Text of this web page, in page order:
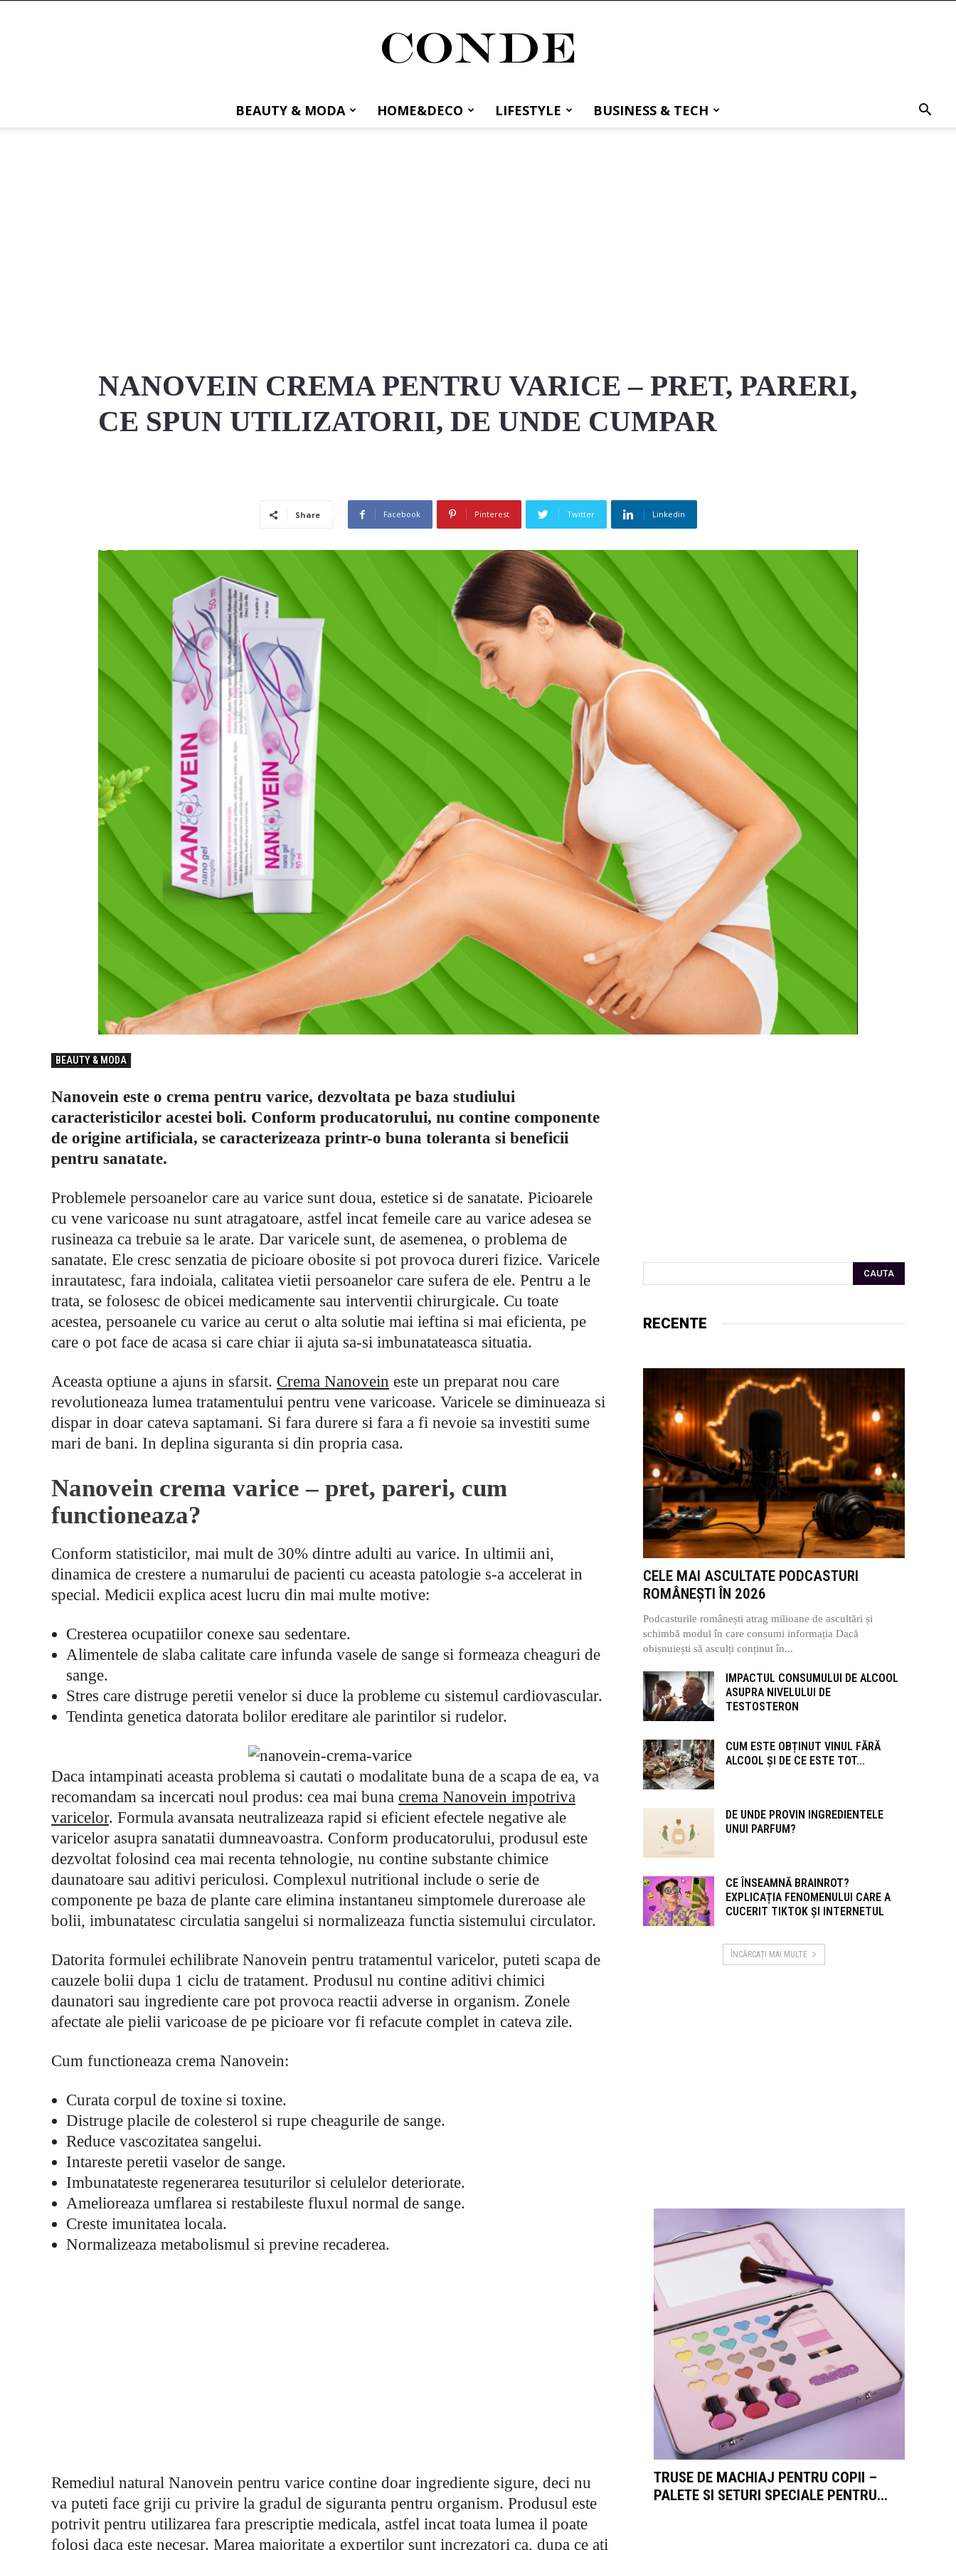
Conde
BEAUTY & MODA HOME&DECO LIFESTYLE BUSINESS & TECH
NANOVEIN CREMA PENTRU VARICE – PRET, PARERI,
CE SPUN UTILIZATORII, DE UNDE CUMPAR
Share Facebook Pinterest Twitter Linkedin
BEAUTY & MODA
Nanovein este o crema pentru varice, dezvoltata pe baza studiului
caracteristicilor acestei boli. Conform producatorului, nu contine componente
de origine artificiala, se caracterizeaza printr-o buna toleranta si beneficii
pentru sanatate.
Problemele persoanelor care au varice sunt doua, estetice si de sanatate. Picioarele
cu vene varicoase nu sunt atragatoare, astfel incat femeile care au varice adesea se
rusineaza ca trebuie sa le arate. Dar varicele sunt, de asemenea, o problema de
sanatate. Ele cresc senzatia de picioare obosite si pot provoca dureri fizice. Varicele
inrautatesc, fara indoiala, calitatea vietii persoanelor care sufera de ele. Pentru a le
trata, se folosesc de obicei medicamente sau interventii chirurgicale. Cu toate
acestea, persoanele cu varice au cerut o alta solutie mai ieftina si mai eficienta, pe
care o pot face de acasa si care chiar ii ajuta sa-si imbunatateasca situatia.
Aceasta optiune a ajuns in sfarsit. Crema Nanovein este un preparat nou care
revolutioneaza lumea tratamentului pentru vene varicoase. Varicele se diminueaza si
dispar in doar cateva saptamani. Si fara durere si fara a fi nevoie sa investiti sume
mari de bani. In deplina siguranta si din propria casa.
Nanovein crema varice – pret, pareri, cum
functioneaza?
Conform statisticilor, mai mult de 30% dintre adulti au varice. In ultimii ani,
dinamica de crestere a numarului de pacienti cu aceasta patologie s-a accelerat in
special. Medicii explica acest lucru din mai multe motive:
Cresterea ocupatiilor conexe sau sedentare.
Alimentele de slaba calitate care infunda vasele de sange si formeaza cheaguri de
sange.
Stres care distruge peretii venelor si duce la probleme cu sistemul cardiovascular.
Tendinta genetica datorata bolilor ereditare ale parintilor si rudelor.
Daca intampinati aceasta problema si cautati o modalitate buna de a scapa de ea, va
recomandam sa incercati noul produs: cea mai buna crema Nanovein impotriva
varicelor. Formula avansata neutralizeaza rapid si eficient efectele negative ale
varicelor asupra sanatatii dumneavoastra. Conform producatorului, produsul este
dezvoltat folosind cea mai recenta tehnologie, nu contine substante chimice
daunatoare sau aditivi periculosi. Complexul nutritional include o serie de
componente pe baza de plante care elimina instantaneu simptomele dureroase ale
bolii, imbunatatesc circulatia sangelui si normalizeaza functia sistemului circulator.
Datorita formulei echilibrate Nanovein pentru tratamentul varicelor, puteti scapa de
cauzele bolii dupa 1 ciclu de tratament. Produsul nu contine aditivi chimici
daunatori sau ingrediente care pot provoca reactii adverse in organism. Zonele
afectate ale pielii varicoase de pe picioare vor fi refacute complet in cateva zile.
Cum functioneaza crema Nanovein:
Curata corpul de toxine si toxine.
Distruge placile de colesterol si rupe cheagurile de sange.
Reduce vascozitatea sangelui.
Intareste peretii vaselor de sange.
Imbunatateste regenerarea tesuturilor si celulelor deteriorate.
Amelioreaza umflarea si restabileste fluxul normal de sange.
Creste imunitatea locala.
Normalizeaza metabolismul si previne recaderea.
Remediul natural Nanovein pentru varice contine doar ingrediente sigure, deci nu
va puteti face griji cu privire la gradul de siguranta pentru organism. Produsul este
potrivit pentru utilizarea fara prescriptie medicala, astfel incat toata lumea il poate
folosi daca este necesar. Marea majoritate a expertilor sunt increzatori ca, dupa ce ati
CAUTA
RECENTE
CELE MAI ASCULTATE PODCASTURI
ROMÂNEȘTI ÎN 2026
Podcasturile românești atrag milioane de ascultări și
schimbă modul în care consumi informația Dacă
obișnuiești să asculți conținut în...
IMPACTUL CONSUMULUI DE ALCOOL
ASUPRA NIVELULUI DE
TESTOSTERON
CUM ESTE OBȚINUT VINUL FĂRĂ
ALCOOL ȘI DE CE ESTE TOT...
DE UNDE PROVIN INGREDIENTELE
UNUI PARFUM?
CE ÎNSEAMNĂ BRAINROT?
EXPLICAȚIA FENOMENULUI CARE A
CUCERIT TIKTOK ȘI INTERNETUL
ÎNCĂRCAȚI MAI MULTE
TRUSE DE MACHIAJ PENTRU COPII –
PALETE SI SETURI SPECIALE PENTRU...